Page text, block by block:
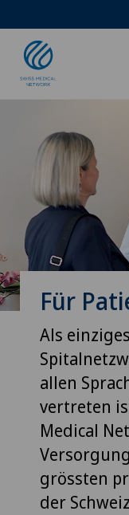
Für
Als
allen
vertreten
Medical
grössten
der